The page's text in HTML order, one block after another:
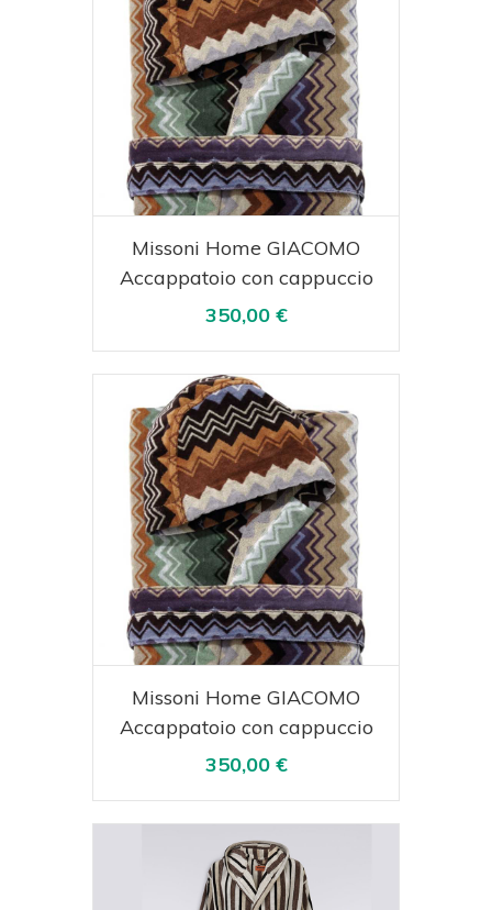
Acquista Visualizza
Missoni Home GIACOMO
Accappatoio con cappuccio
350,00 €
Acquista Visualizza
Missoni Home GIACOMO
Accappatoio con cappuccio
350,00 €